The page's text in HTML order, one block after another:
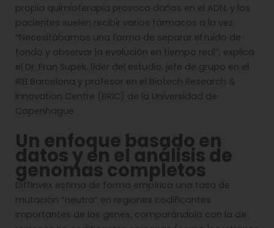
propia quimioterapia provoca daños en el ADN, y los
pacientes suelen recibir varios fármacos a la vez.
“Necesitábamos una forma de separar el ruido de
fondo y observar la evolución en tiempo real”, explica
el Dr. Fran Supek, líder del estudio, jefe de grupo en el
IRB Barcelona y profesor en el Biotech Research &
Innovation Centre (BRIC) de la Universidad de
Copenhague.
Un enfoque basado en
datos y en el análisis de
genomas completos
DiffInvex estima de forma empírica una tasa de
mutación “neutra” en regiones codificantes
importantes de los genes, comparándola con la de